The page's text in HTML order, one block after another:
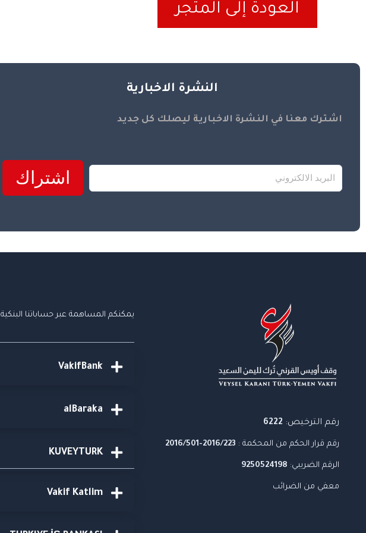
العودة إلى المتجر
النشرة الاخبارية
اشترك معنا في النشرة الاخبارية ليصلك كل جديد
اشتراك
رقم الترخيص: 6222
رقم قرار الحكم من المحكمة : 2016/223-2016/501
الرقم الضريبي: 9250524198
معفي من الضرائب
يمكنكم المساهمة عبر حساباتنا البنكية
VakifBank
alBaraka
KUVEYTURK
Vakif Katlim